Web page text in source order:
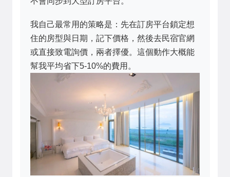
我自己最常用的策略是：先在訂房平台鎖定想
住的房型與日期，記下價格，然後去民宿官網
或直接致電詢價，兩者擇優。這個動作大概能
幫我平均省下5-10%的費用。